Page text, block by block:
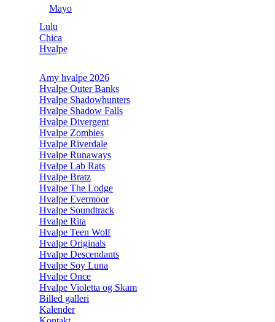
Mayo
Lulu
Chica
Hvalpe
Amy hvalpe 2026
Hvalpe Outer Banks
Hvalpe Shadowhunters
Hvalpe Shadow Falls
Hvalpe Divergent
Hvalpe Zombies
Hvalpe Riverdale
Hvalpe Runaways
Hvalpe Lab Rats
Hvalpe Bratz
Hvalpe The Lodge
Hvalpe Evermoor
Hvalpe Soundtrack
Hvalpe Rita
Hvalpe Teen Wolf
Hvalpe Originals
Hvalpe Descendants
Hvalpe Soy Luna
Hvalpe Once
Hvalpe Violetta og Skam
Billed galleri
Kalender